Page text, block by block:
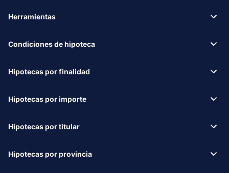
Herramientas
Condiciones de hipoteca
Hipotecas por finalidad
Hipotecas por importe
Hipotecas por titular
Hipotecas por provincia